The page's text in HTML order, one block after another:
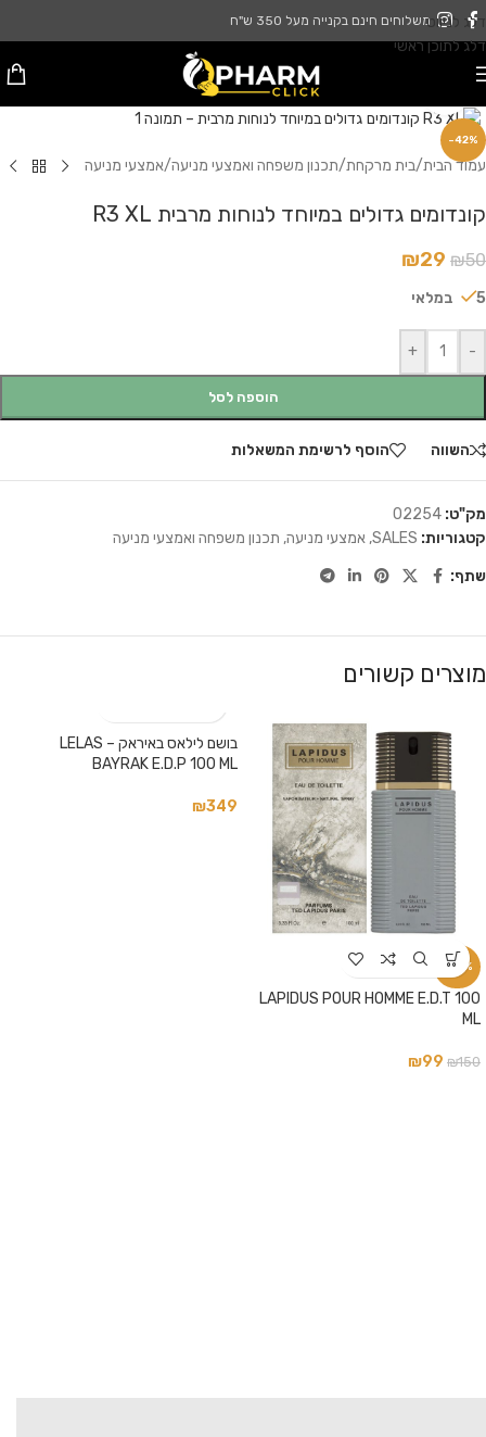
דלג לניווט
דלג לתוכן ראשי
משלוחים חינם בקנייה מעל 350 ש"ח
-42%
עמוד הבית/בית מרקחת/תכנון משפחה ואמצעי מניעה/אמצעי מניעה
קונדומים גדולים במיוחד לנוחות מרבית R3 XL
₪50
₪29
5 במלאי
-
+
הוספה לסל
השווה הוסף לרשימת המשאלות
מק"ט: 02254
קטגוריות: SALES
, אמצעי מניעה, תכנון משפחה ואמצעי מניעה
שתף:
מוצרים קשורים
-34%
LAPIDUS POUR HOMME E.D.T 100
ML
₪150
₪99
בושם לילאס באיראק – LELAS
BAYRAK E.D.P 100 ML
₪349